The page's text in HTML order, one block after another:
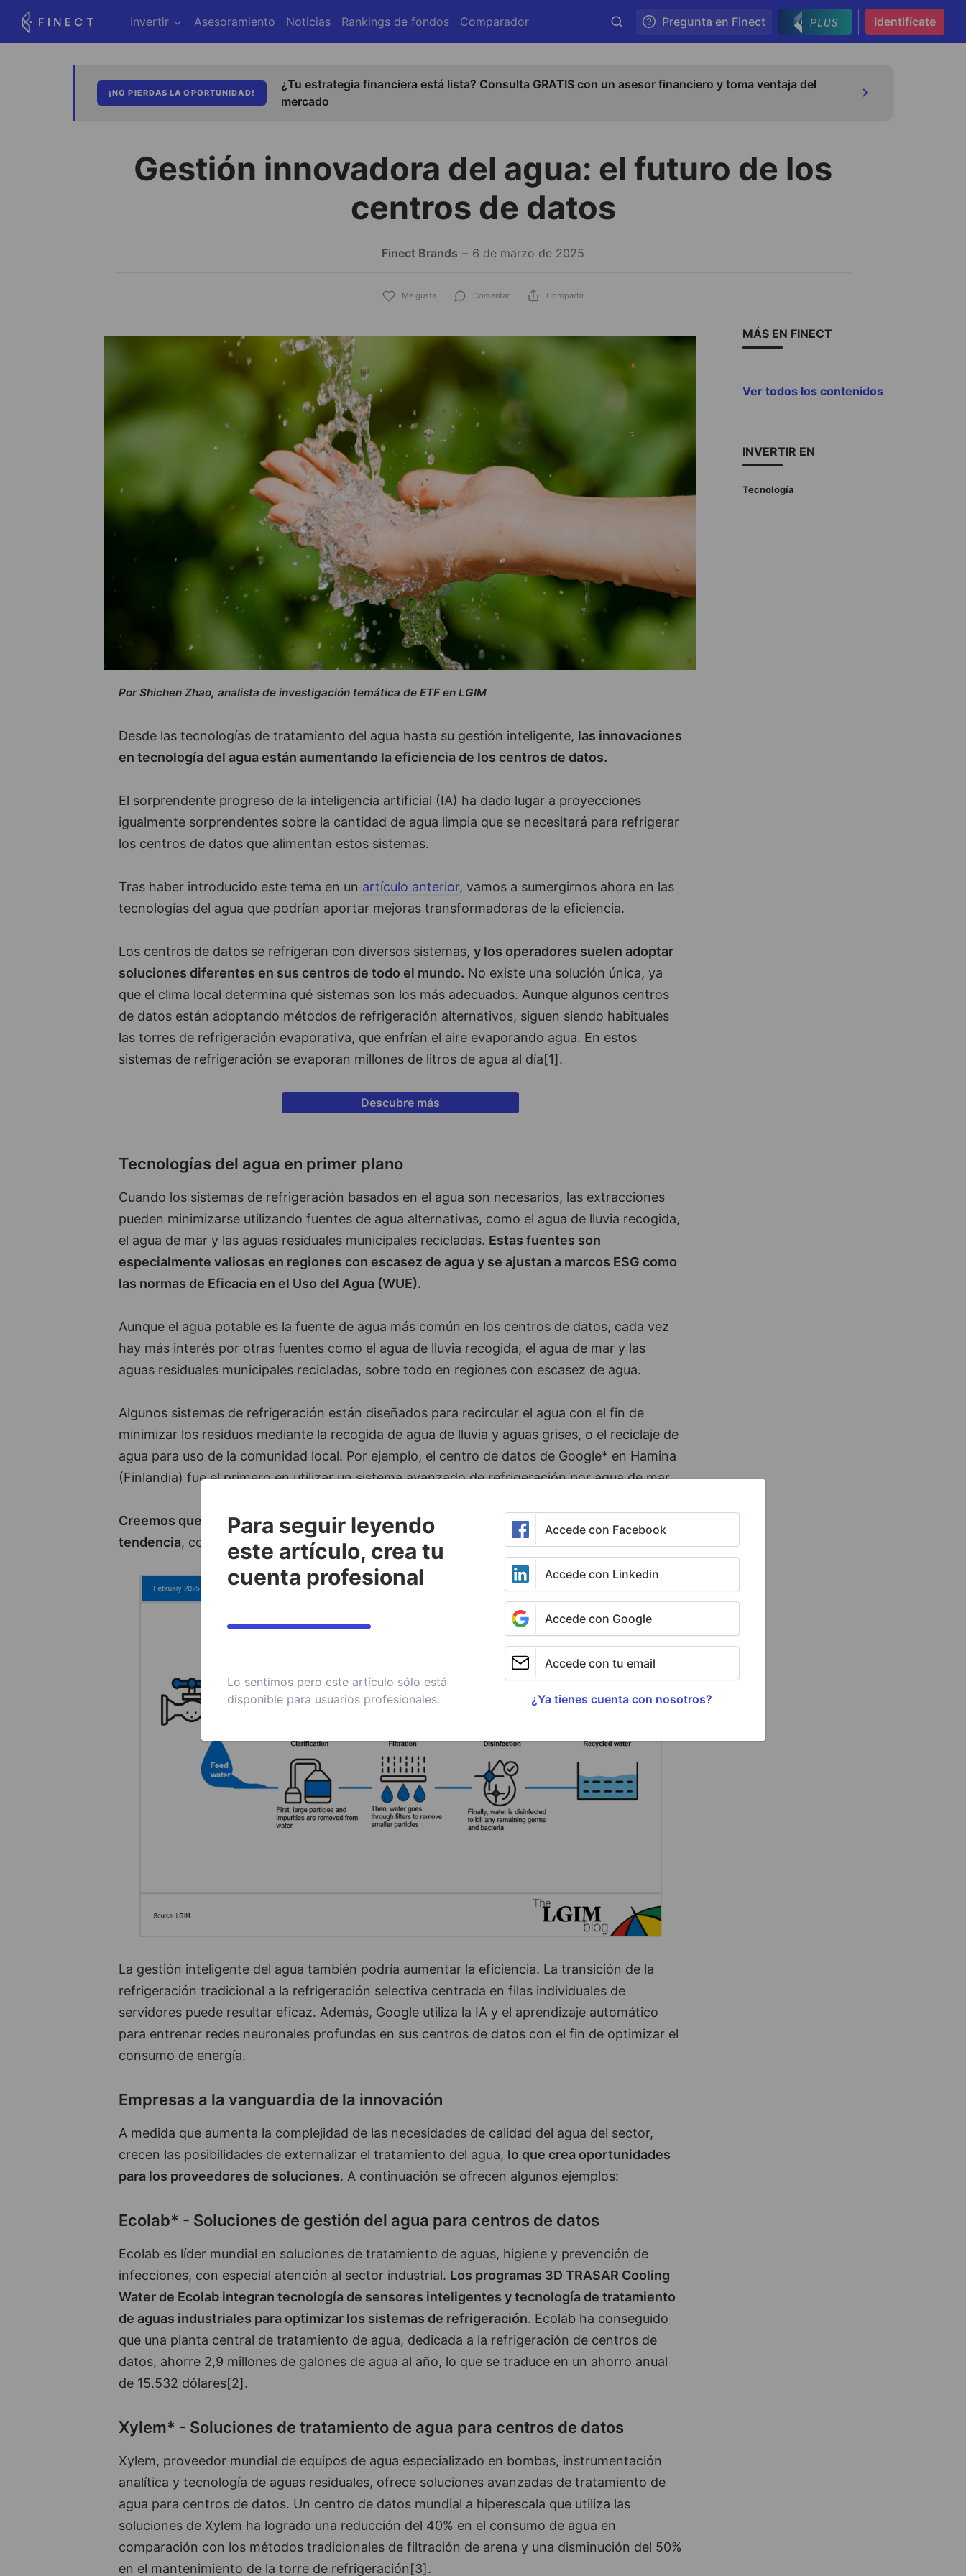
Invertir Asesoramiento Noticias Rankings de fondos Comparador Pregunta en Finect Identifícate
¡NO PIERDAS LA OPORTUNIDAD!
¿Tu estrategia financiera está lista? Consulta GRATIS con un asesor financiero y toma ventaja del
mercado
Para seguir leyendo
este artículo, crea tu
cuenta profesional
Lo sentimos pero este artículo sólo está
disponible para usuarios profesionales.
Accede con Facebook
Accede con Linkedin
Accede con Google
Accede con tu email
¿Ya tienes cuenta con nosotros?
Gestión innovadora del agua: el futuro de los
centros de datos
Finect Brands 6 de marzo de 2025
Me gusta Comentar Compartir
Por Shichen Zhao, analista de investigación temática de ETF en LGIM
Desde las tecnologías de tratamiento del agua hasta su gestión inteligente, las innovaciones
en tecnología del agua están aumentando la eficiencia de los centros de datos.
El sorprendente progreso de la inteligencia artificial (IA) ha dado lugar a proyecciones
igualmente sorprendentes sobre la cantidad de agua limpia que se necesitará para refrigerar
los centros de datos que alimentan estos sistemas.
Tras haber introducido este tema en un artículo anterior, vamos a sumergirnos ahora en las
tecnologías del agua que podrían aportar mejoras transformadoras de la eficiencia.
Los centros de datos se refrigeran con diversos sistemas, y los operadores suelen adoptar
soluciones diferentes en sus centros de todo el mundo. No existe una solución única, ya
que el clima local determina qué sistemas son los más adecuados. Aunque algunos centros
de datos están adoptando métodos de refrigeración alternativos, siguen siendo habituales
las torres de refrigeración evaporativa, que enfrían el aire evaporando agua. En estos
sistemas de refrigeración se evaporan millones de litros de agua al día[1].
Descubre más
Tecnologías del agua en primer plano
Cuando los sistemas de refrigeración basados en el agua son necesarios, las extracciones
pueden minimizarse utilizando fuentes de agua alternativas, como el agua de lluvia recogida,
el agua de mar y las aguas residuales municipales recicladas. Estas fuentes son
especialmente valiosas en regiones con escasez de agua y se ajustan a marcos ESG como
las normas de Eficacia en el Uso del Agua (WUE).
Aunque el agua potable es la fuente de agua más común en los centros de datos, cada vez
hay más interés por otras fuentes como el agua de lluvia recogida, el agua de mar y las
aguas residuales municipales recicladas, sobre todo en regiones con escasez de agua.
Algunos sistemas de refrigeración están diseñados para recircular el agua con el fin de
minimizar los residuos mediante la recogida de agua de lluvia y aguas grises, o el reciclaje de
agua para uso de la comunidad local. Por ejemplo, el centro de datos de Google* en Hamina
(Finlandia) fue el primero en utilizar un sistema avanzado de refrigeración por agua de mar.
Creemos que varias tecnologías de tratamiento del agua van a beneficiarse de esta
tendencia, como la filtración por medios y membranas, la ósmosis inversa y la desinfección.
La gestión inteligente del agua también podría aumentar la eficiencia. La transición de la
refrigeración tradicional a la refrigeración selectiva centrada en filas individuales de
servidores puede resultar eficaz. Además, Google utiliza la IA y el aprendizaje automático
para entrenar redes neuronales profundas en sus centros de datos con el fin de optimizar el
consumo de energía.
Empresas a la vanguardia de la innovación
A medida que aumenta la complejidad de las necesidades de calidad del agua del sector,
crecen las posibilidades de externalizar el tratamiento del agua, lo que crea oportunidades
para los proveedores de soluciones. A continuación se ofrecen algunos ejemplos:
Ecolab* - Soluciones de gestión del agua para centros de datos
Ecolab es líder mundial en soluciones de tratamiento de aguas, higiene y prevención de
infecciones, con especial atención al sector industrial. Los programas 3D TRASAR Cooling
Water de Ecolab integran tecnología de sensores inteligentes y tecnología de tratamiento
de aguas industriales para optimizar los sistemas de refrigeración. Ecolab ha conseguido
que una planta central de tratamiento de agua, dedicada a la refrigeración de centros de
datos, ahorre 2,9 millones de galones de agua al año, lo que se traduce en un ahorro anual
de 15.532 dólares[2].
Xylem* - Soluciones de tratamiento de agua para centros de datos
Xylem, proveedor mundial de equipos de agua especializado en bombas, instrumentación
analítica y tecnología de aguas residuales, ofrece soluciones avanzadas de tratamiento de
agua para centros de datos. Un centro de datos mundial a hiperescala que utiliza las
soluciones de Xylem ha logrado una reducción del 40% en el consumo de agua en
comparación con los métodos tradicionales de filtración de arena y una disminución del 50%
en el mantenimiento de la torre de refrigeración[3].
MÁS EN FINECT
Ver todos los contenidos
INVERTIR EN
Tecnología